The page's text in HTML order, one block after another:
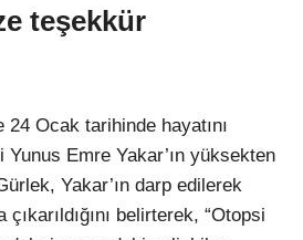
teşekkür
Ocak tarihinde hayatını
Yunus Emre Yakar’ın yüksekten
Yakar’ın darp edilerek
belirterek, “Otopsi